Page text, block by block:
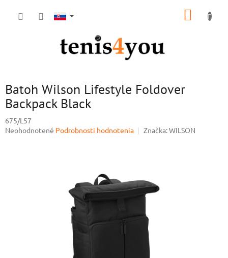
Batoh Wilson Lifestyle Foldover
Backpack Black
675/L57
Priemerné
Neohodnotené Podrobnosti hodnotenia Značka:WILSON